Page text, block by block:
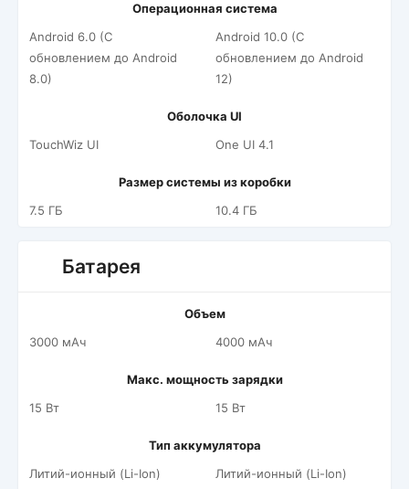
Операционная система
Android 6.0 (С
обновлением до Android
8.0)
Android 10.0 (С
обновлением до Android
12)
Оболочка UI
TouchWiz UI
One UI 4.1
Размер системы из коробки
7.5 ГБ
10.4 ГБ
Батарея
Объем
3000 мАч
4000 мАч
Макс. мощность зарядки
15 Вт
15 Вт
Тип аккумулятора
Литий-ионный (Li-Ion)
Литий-ионный (Li-Ion)